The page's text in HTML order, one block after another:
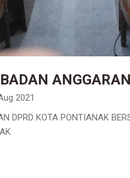
2021
DPRD KOTA PONTIANAK